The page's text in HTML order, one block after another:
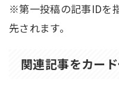
※第一投稿の記事IDを
先されます。
関連記事をカー